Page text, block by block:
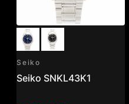
Seiko
Seiko SNKL43K1